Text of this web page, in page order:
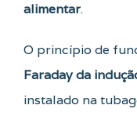
alimentar.
O princípio de
Faraday da
instalado na